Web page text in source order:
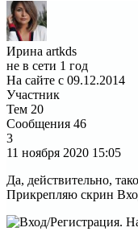
Ирина artkds
не в сети 1 год
На сайте с 09.12.2014
Участник
Тем 20
Сообщения 46
3
11 ноября 2020 15:05
Да, действительно,
Прикрепляю скрин